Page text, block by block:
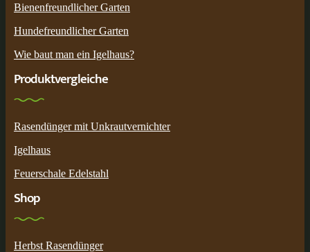
Bienenfreundlicher Garten
Hundefreundlicher Garten
Wie baut man ein Igelhaus?
Produktvergleiche
Rasendünger mit Unkrautvernichter
Igelhaus
Feuerschale Edelstahl
Shop
Herbst Rasendünger